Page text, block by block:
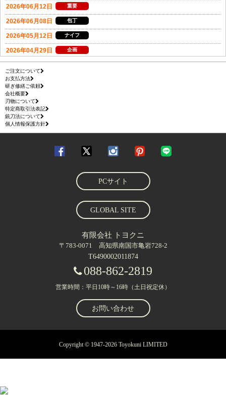
ご注文について
お支払方法
研ぎ修繕ご依頼
会社概要
刃物について
特定商取引法表記
銃刀法について
個人情報保護方針
PCサイト
GLOBAL SITE
有限会社 トヨクニ
〒783-0071 高知県南国市亀岩728-2
T6490002011874
088-862-2819
営業時間：平日10時～16時（土日祝定休）
お問い合わせ
Copyright © 1947-2026 Toyokuni LIMITED